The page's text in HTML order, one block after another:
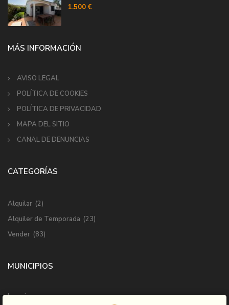
1.500 €
MÁS INFORMACIÓN
AVISO LEGAL
POLÍTICA DE COOKIES
POLÍTICA DE PRIVACIDAD
MAPA DEL SITIO
CANAL DE DENUNCIAS
CATEGORÍAS
Alquilar (2)
Alquiler de Temporada (23)
Vender (83)
MUNICIPIOS
Ingenio